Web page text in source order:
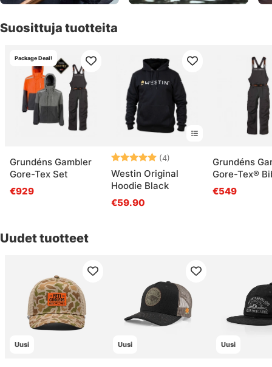
Suosittuja tuotteita
Package Deal!
Grundéns Gambler
Gore-Tex Set
€929
Arvio: (4)
5.0 5:sta tähdestä
Westin Original
Hoodie Black
€59.90
Grundéns
Gore-Tex®
Anchor
€549
Uudet tuotteet
Uusi Uusi Uusi